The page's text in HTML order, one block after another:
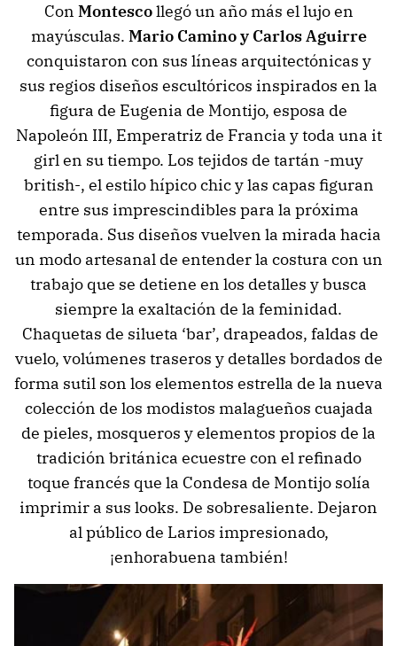
Con Montescollegó un año más el lujo en
mayúsculas. Mario Camino y Carlos Aguirre
conquistaron con sus líneas arquitectónicas y
sus regios diseños escultóricos inspirados en la
figura de Eugenia de Montijo, esposa de
Napoleón III, Emperatriz de Francia y toda una it
girl en su tiempo. Los tejidos de tartán -muy
british-, el estilo hípico chic y las capas figuran
entre sus imprescindibles para la próxima
temporada. Sus diseños vuelven la mirada hacia
un modo artesanal de entender la costura con un
trabajo que se detiene en los detalles y busca
siempre la exaltación de la feminidad.
Chaquetas de silueta ‘bar’, drapeados, faldas de
vuelo, volúmenes traseros y detalles bordados de
forma sutil son los elementos estrella de la nueva
colección de los modistos malagueños cuajada
de pieles, mosqueros y elementos propios de la
tradición británica ecuestre con el refinado
toque francés que la Condesa de Montijo solía
imprimir a sus looks. De sobresaliente. Dejaron
al público de Larios impresionado,
¡enhorabuena también!